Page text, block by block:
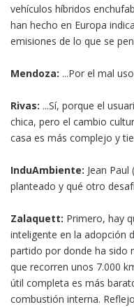
vehículos híbridos
han hecho en Europa
emisiones de lo que se
Mendoza: ...Por el mal
Rivas: ...Sí, porque el
chica, pero el cambio
casa es más complejo y
InduAmbiente: Jean
planteado y qué otro
Zalaquett: Primero, hay
inteligente en la adopción
partido por donde ha sido
que recorren unos 7.000
útil completa es más
combustión interna.